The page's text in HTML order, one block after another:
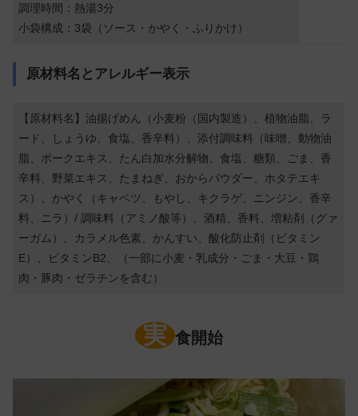
調理時間：熱湯3分
小袋構成：3袋（ソース・かやく・ふりかけ）
原材料名とアレルギー表示
【原材料名】油揚げめん（小麦粉（国内製造）、植物油脂、ラ
ード、しょうゆ、食塩、香辛料）、添付調味料（味噌、動物油
脂、ポークエキス、たん白加水分解物、食塩、糖類、ごま、香
辛料、野菜エキス、たまねぎ、おからパウダー、ホタテエキ
ス）、かやく（キャベツ、もやし、キクラゲ、ニンジン、香辛
料、ニラ）/ 調味料（アミノ酸等）、酒精、香料、増粘剤（グァ
ーガム）、カラメル色素、かんすい、酸化防止剤（ビタミン
E）、ビタミンB2、（一部に小麦・乳成分・ごま・大豆・鶏
肉・豚肉・ゼラチンを含む）
実 食開始